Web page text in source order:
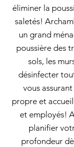
éliminer la
saletés!
un grand
poussière des
sols, les
désinfecter
vous
propre et
et employés!
planifier
profondeur